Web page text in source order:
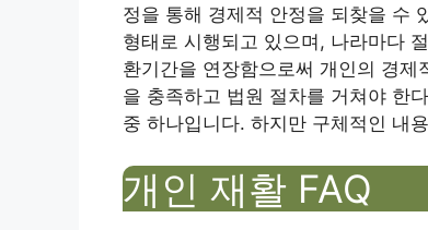
정을 통해 경제적 안정을 되찾을 수
형태로 시행되고 있으며, 나라마다
환기간을 연장함으로써 개인의 경
을 충족하고 법원 절차를 거쳐야 한
중 하나입니다. 하지만 구체적인 내
개인 재활 FAQ